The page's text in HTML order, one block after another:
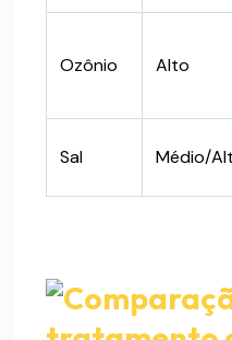
Ozônio Alto
Sal Médio/